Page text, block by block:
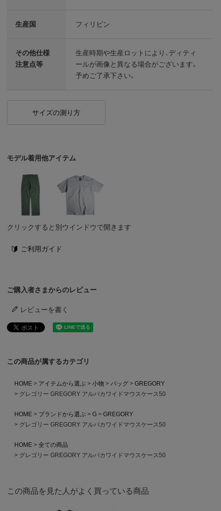
生産国 フィリピン
その他仕様
注意点等
生産時期や生産ロットにより、ディティ
ールが画像と異なる場合がございます。
予めご了承下さい。
サイズの測り方
モデル着用他アイテム
クリックすると別ウインドウで開きます
ご利用ガイド
ご購入者さまからのレビュー
レビューを書く
この商品が属するカテゴリ
HOME アイテムから選ぶ 小物 バッグ
GREGORY
グレゴリー GREGORY アルパカワイドマウスケース50
HOME ブランドから選ぶ G
GREGORY
グレゴリー GREGORY アルパカワイドマウスケース50
HOME
全ての商品
グレゴリー GREGORY アルパカワイドマウスケース50
この商品を見た人がよく買っている商品